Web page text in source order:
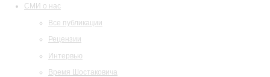
СМИ о нас
Все публикации
Рецензии
Интервью
Время Шостаковича